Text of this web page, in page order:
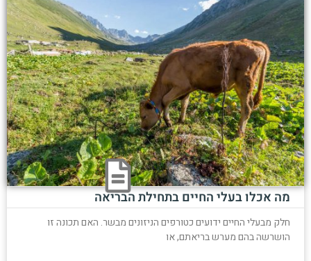
מה אכלו בעלי החיים בתחילת הבריאה
חלק מבעלי החיים ידועים כטורפים הניזונים מבשר. האם תכונה זו
הושרשה בהם מערש בריאתם, או